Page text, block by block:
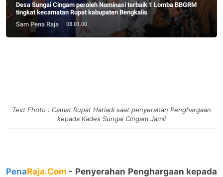
Desa Sungai Cingam peroleh Nominasi terbaik 1 Lomba BBGRM
tingkat kecamatan Rupat kabupaten Bengkalis
Sam Pena Raja
08.01.00
Text Fhoto : Camat Rupat Hariadi saat penyerahan Penghargaan
kepada Kades Sungai Cingam Jamil
PenaRaja.Com - Penyerahan Penghargaan kepada